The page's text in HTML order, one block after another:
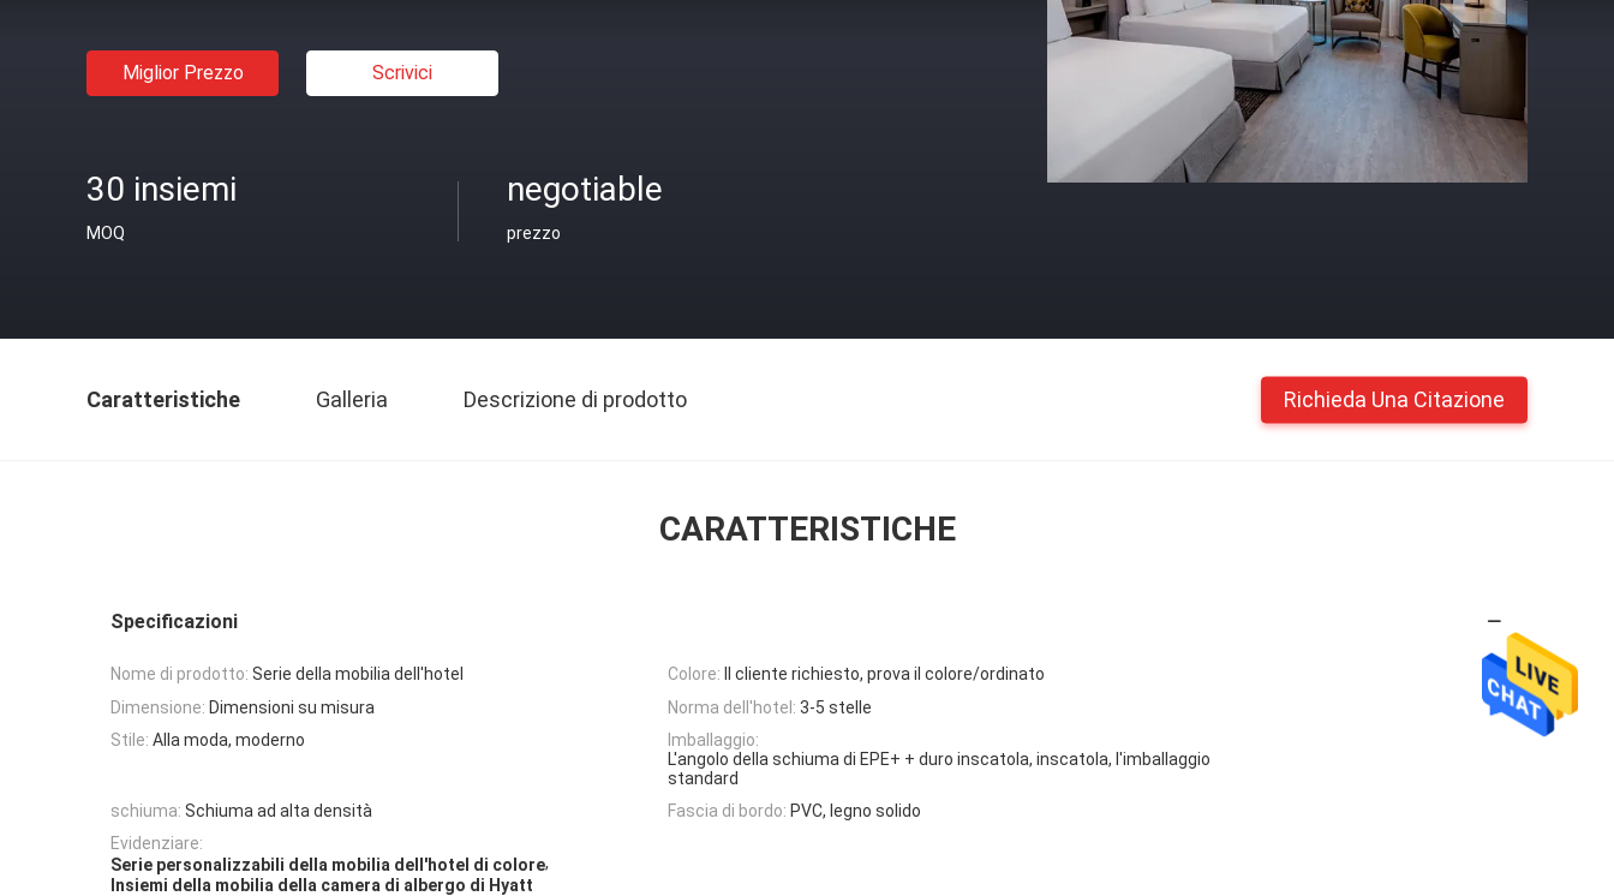
Miglior Prezzo Scrivici
30 insiemi
MOQ
negotiable
prezzo
Caratteristiche Galleria Descrizione di prodotto Richieda Una Citazione
CARATTERISTICHE
Specificazioni
Nome di prodotto: Serie della mobilia dell'hotel Colore:
Il cliente richiesto, prova il colore/ordinato
Dimensione: Dimensioni su misura Norma dell'hotel: 3-5 stelle
Stile: Alla moda, moderno
Imballaggio:
L'angolo della schiuma di EPE+ + duro inscatola, inscatola, l'imballaggio
standard
schiuma: Schiuma ad alta densità Fascia di bordo: PVC, legno solido
Evidenziare:
Serie personalizzabili della mobilia dell'hotel di colore,
Insiemi della mobilia della camera di albergo di Hyatt